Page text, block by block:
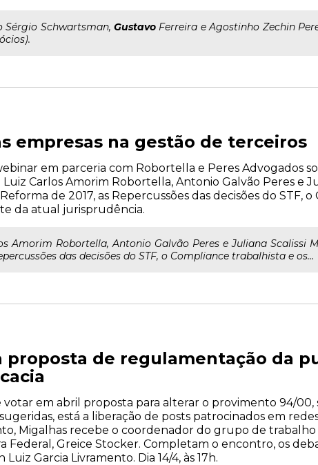
Sérgio Schwartsman,Gustavo Ferreira e Agostinho Zechin
empresas na gestão de terceiros
em parceria com Robortella e Peres Advogados
Carlos Amorim Robortella, Antonio Galvão Peres e
de 2017, as Repercussões das decisões do STF,
da atual jurisprudência.
Amorim Robortella, Antonio Galvão Peres e Juliana Scalissi
das decisões do STF, o Compliance trabalhista e os...
proposta de regulamentação da
votar em abril proposta para alterar o provimento 94/
está a liberação de posts patrocinados em
Migalhas recebe o coordenador do grupo de
Federal, Greice Stocker. Completam o encontro, os
Garcia Livramento. Dia 14/4, às 17h.